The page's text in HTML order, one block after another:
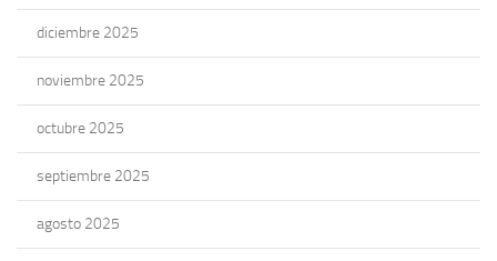
diciembre 2025
noviembre 2025
octubre 2025
septiembre 2025
agosto 2025